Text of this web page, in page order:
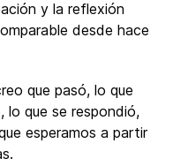
y la reflexión
desde hace
que pasó, lo que
lo que se respondió,
esperamos a partir